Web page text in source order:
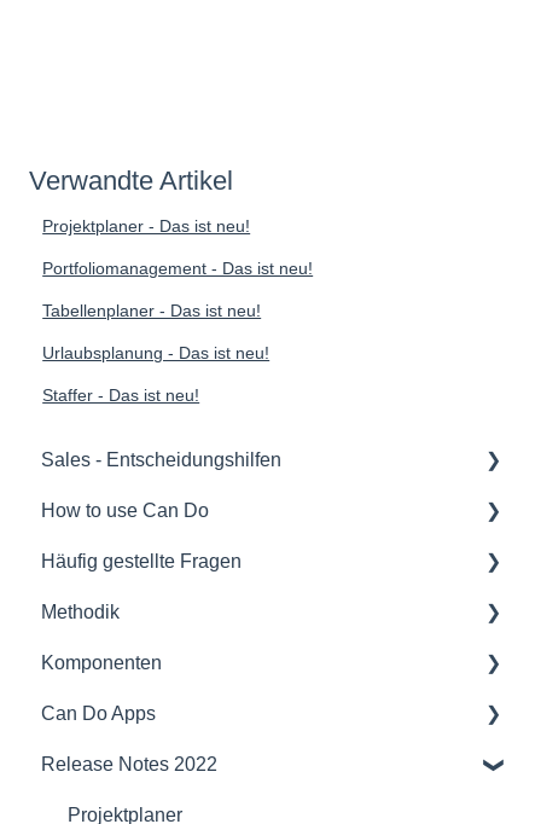
Verwandte Artikel
Projektplaner - Das ist neu!
Portfoliomanagement - Das ist neu!
Tabellenplaner - Das ist neu!
Urlaubsplanung - Das ist neu!
Staffer - Das ist neu!
Sales - Entscheidungshilfen
Softwareauswahl und Entscheidungshilfen
Rollout eines Can Do Systems
Übersichten
Verträge
Sicherheit
Referenzen
Lizenzmodell
How to use Can Do
Für Administratoren/innen
Für Projektmanager/innen
Für Mitarbeiter/-innen
Für Teamleiter/innen
Für Portfoliomanager/innen
Reporting PDC - Project Data Collector
Häufig gestellte Fragen
Lizenzthemen
Sicherheit
Schnittstellen
Funktionalität
Künstliche Intelligenz
Methodik
Projektmanagement
Vorträge
Agiles Projektmanagement
Kapazitätsplanung
Komponenten
Schnittstellen und Integration
Sicherheit
Kompatibilität
Can Do Apps
Demand Management
Finanzen
Release Notes 2022
Projektplaner